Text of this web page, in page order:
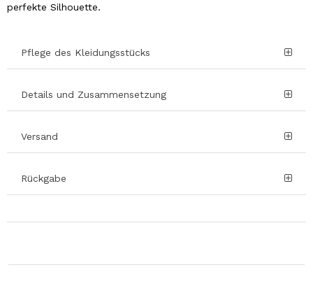
perfekte Silhouette.
Pflege des Kleidungsstücks
Details und Zusammensetzung
Versand
Rückgabe